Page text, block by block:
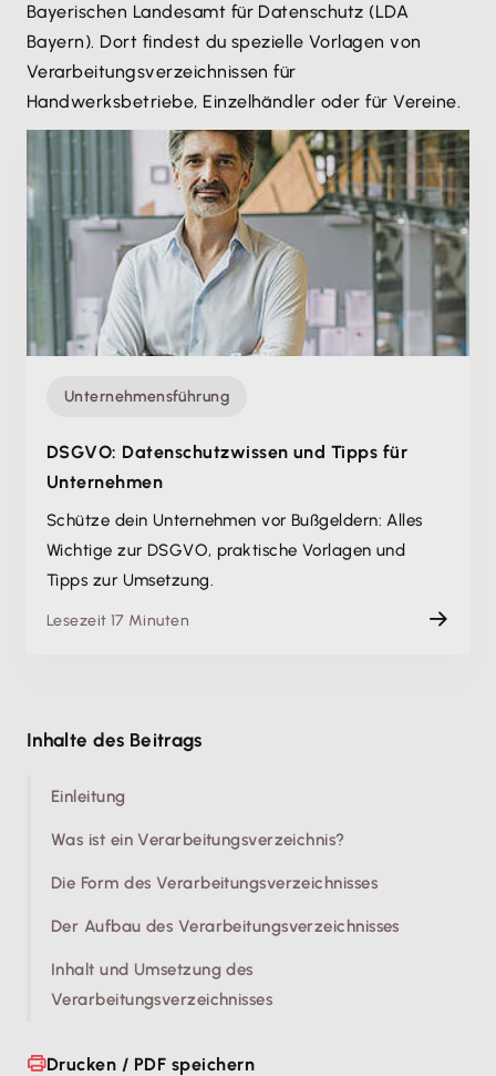
Bayerischen Landesamt für Datenschutz (LDA
Bayern). Dort findest du spezielle Vorlagen von
Verarbeitungsverzeichnissen für
Handwerksbetriebe, Einzelhändler oder für Vereine.
Unternehmensführung
DSGVO: Datenschutzwissen und Tipps für
Unternehmen
Schütze dein Unternehmen vor Bußgeldern: Alles
Wichtige zur DSGVO, praktische Vorlagen und
Tipps zur Umsetzung.
Lesezeit 17 Minuten
Inhalte des Beitrags
Einleitung
Was ist ein Verarbeitungsverzeichnis?
Die Form des Verarbeitungsverzeichnisses
Der Aufbau des Verarbeitungsverzeichnisses
Inhalt und Umsetzung des
Verarbeitungsverzeichnisses
Drucken / PDF speichern